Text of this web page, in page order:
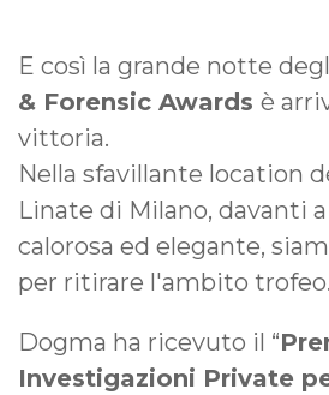
E così la grande notte
& Forensic Awards è
vittoria.
Nella sfavillante location
Linate di Milano, davanti
calorosa ed elegante,
per ritirare l'ambito trofeo.
Dogma ha ricevuto il “
Investigazioni Private